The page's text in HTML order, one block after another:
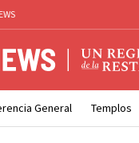
General Templos